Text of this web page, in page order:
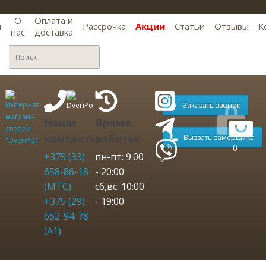
О
нас
Оплата и
доставка
Рассрочка Акции Статьи Отзывы
Наши
контакты:
+375 (33)
658-86-18
(МТС)
+375 (29)
652-94-78
(A1)
Время
работы:
пн-пт: 9:00
- 20:00
сб,вс: 10:00
- 19:00
Заказать звонок
Вызвать замерщика
0